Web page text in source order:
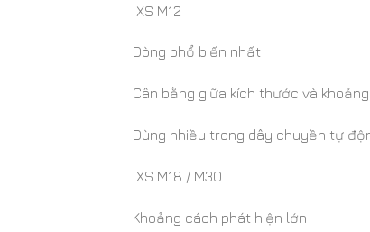
XS M12
Dòng phổ biến nhất
Cân bằng giữa kích thước và
Dùng nhiều trong dây chuyền tự
XS M18 / M30
Khoảng cách phát hiện lớn